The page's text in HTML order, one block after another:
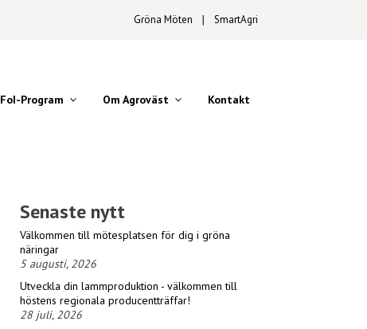
Gröna Möten ∣ SmartAgri
FoI-Program Om Agroväst Kontakt
Senaste nytt
Välkommen till mötesplatsen för dig i gröna
näringar
5 augusti, 2026
Utveckla din lammproduktion - välkommen till
höstens regionala producentträffar!
28 juli, 2026